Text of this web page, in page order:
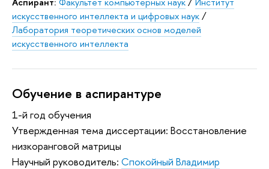
искусственного интеллекта и цифровых наук/
Лаборатория теоретических основ моделей
искусственного интеллекта
Обучение в аспирантуре
1-й год обучения
Утвержденная тема диссертации: Восстановление
низкоранговой матрицы
Научный руководитель: Спокойный Владимир